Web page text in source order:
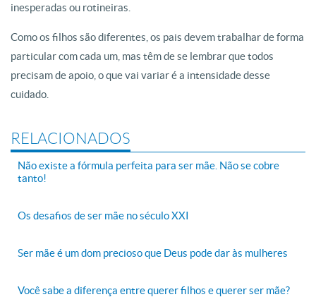
inesperadas ou rotineiras.
Como os filhos são diferentes, os pais devem trabalhar de forma
particular com cada um, mas têm de se lembrar que todos
precisam de apoio, o que vai variar é a intensidade desse
cuidado.
RELACIONADOS
Não existe a fórmula perfeita para ser mãe. Não se cobre
tanto!
Os desafios de ser mãe no século XXI
Ser mãe é um dom precioso que Deus pode dar às mulheres
Você sabe a diferença entre querer filhos e querer ser mãe?